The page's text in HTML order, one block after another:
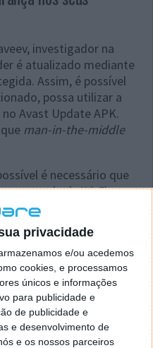
privacidade
e/ou acedemos
cookies, e processamos
únicos e informações
para publicidade e
de publicidade e
e desenvolvimento de
e os nossos parceiros
investigador na
é atualizado mediante
Assim, é possível
possa utilizar a
Avast Update APK.
man-in-the-middle
é necessário que
rede de Wi-Fi para
Ainda assim, é um
bastando, por
uma rede pública
aeroporto, entre